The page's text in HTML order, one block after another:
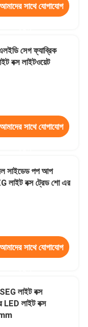
আমাদের সাথে যোগাযোগ
সেগ ফ্যাব্রিক
বক্স লাইটওয়েট
আমাদের সাথে যোগাযোগ
সাইডেড পপ আপ
লাইট বক্স ট্রেড শো এর
আমাদের সাথে যোগাযোগ
লাইট বক্স
LED লাইট বক্স